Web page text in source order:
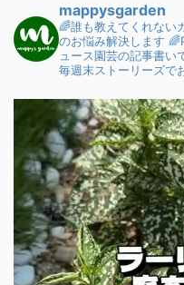
mappysgarden
🌈誰も教えてくれない
のお悩み解決します
ュース園芸の記事書い
毎週末ストーリーズで